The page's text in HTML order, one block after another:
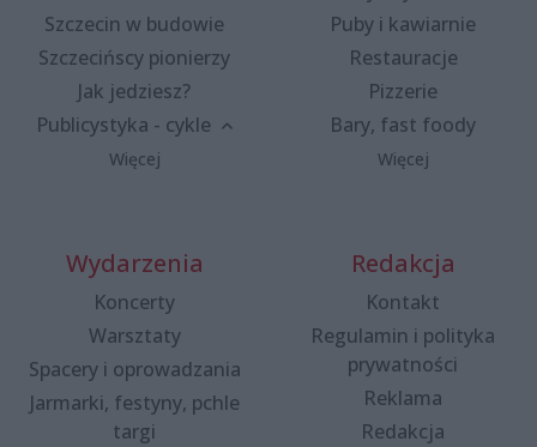
Szczecin w budowie
Szczecińscy pionierzy
Jak jedziesz?
Publicystyka - cykle
Więcej
Puby i kawiarnie
Restauracje
Pizzerie
Bary, fast foody
Więcej
Wydarzenia
Koncerty
Warsztaty
Spacery i oprowadzania
Jarmarki, festyny, pchle
targi
Redakcja
Kontakt
Regulamin i polityka
prywatności
Reklama
Redakcja